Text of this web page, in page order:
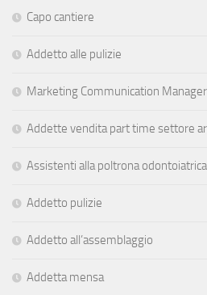
Capo cantiere
Addetto alle pulizie
Marketing Communication Manager
Addette vendita part time settore
Assistenti alla poltrona odontoiatrica
Addetto pulizie
Addetto all’assemblaggio
Addetta mensa